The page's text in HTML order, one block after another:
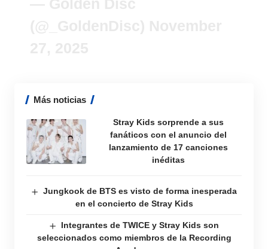
Más noticias
Stray Kids sorprende a sus
fanáticos con el anuncio del
lanzamiento de 17 canciones
inéditas
Jungkook de BTS es visto de forma inesperada
en el concierto de Stray Kids
Integrantes de TWICE y Stray Kids son
seleccionados como miembros de la Recording